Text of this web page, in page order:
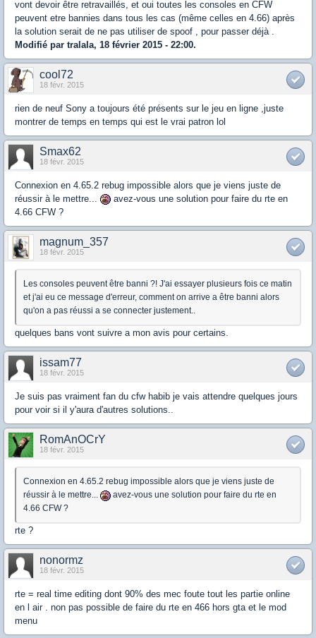
vont devoir être retravaillés, et oui toutes les consoles en CFW
peuvent etre bannies dans tous les cas (même celles en 4.66) après
la solution serait de ne pas utiliser de spoof , pour passer déjà .
Modifié par tralala, 18 février 2015 - 22:00.
cool72
18 févr. 2015
rien de neuf Sony a toujours été présents sur le jeu en ligne ,juste
montrer de temps en temps qui est le vrai patron lol
Smax62
18 févr. 2015
Connexion en 4.65.2 rebug impossible alors que je viens juste de
réussir à le mettre...
avez-vous une solution pour faire du rte en
4.66 CFW ?
magnum_357
18 févr. 2015
Les consoles peuvent être banni ?! J'ai essayer plusieurs fois ce matin
et j'ai eu ce message d'erreur, comment on arrive a être banni alors
qu'on a pas réussi a se connecter justement..
quelques bans vont suivre a mon avis pour certains.
issam77
18 févr. 2015
Je suis pas vraiment fan du cfw habib je vais attendre quelques jours
pour voir si il y'aura d'autres solutions..
RomAnOCrY
18 févr. 2015
Connexion en 4.65.2 rebug impossible alors que je viens juste de
réussir à le mettre...
avez-vous une solution pour faire du rte en
4.66 CFW ?
rte ?
nonormz
18 févr. 2015
rte = real time editing dont 90% des mec foute tout les partie online
en l air . non pas possible de faire du rte en 466 hors gta et le mod
menu